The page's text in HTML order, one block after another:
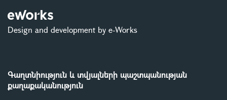
Design and development by e-Works
Գաղտնիություն և տվյալների պաշտպանության
քաղաքականություն